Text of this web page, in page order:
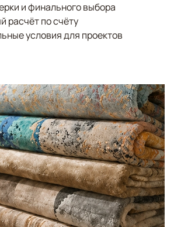
и финального выбора
расчёт по счёту
условия для проектов